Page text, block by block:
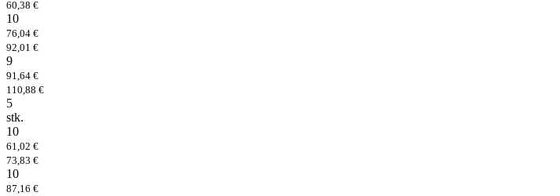
60,38 €
10
76,04 €
92,01 €
9
91,64 €
110,88 €
5
stk.
10
61,02 €
73,83 €
10
87,16 €